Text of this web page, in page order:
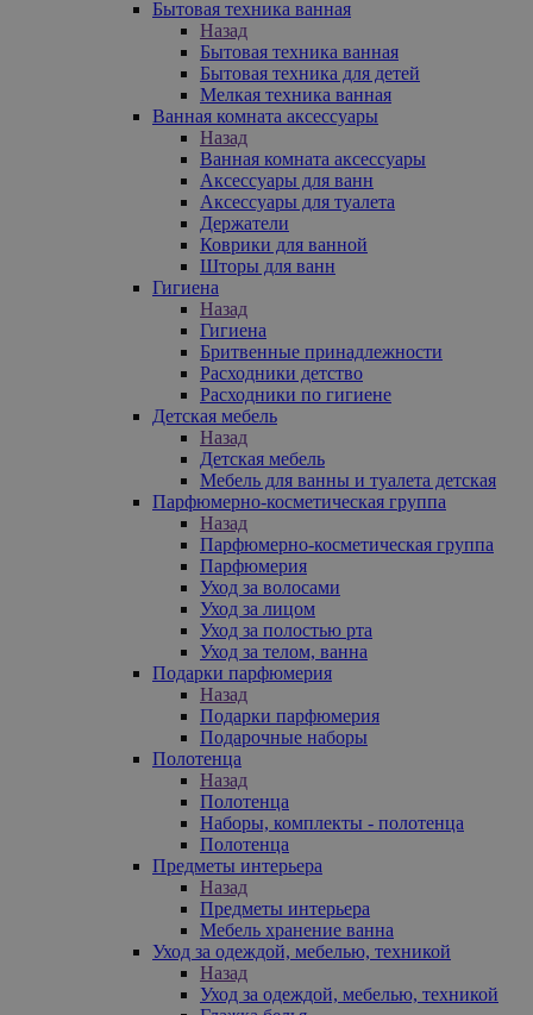
Бытовая техника ванная
Назад
Бытовая техника ванная
Бытовая техника для детей
Мелкая техника ванная
Ванная комната аксессуары
Назад
Ванная комната аксессуары
Аксессуары для ванн
Аксессуары для туалета
Держатели
Коврики для ванной
Шторы для ванн
Гигиена
Назад
Гигиена
Бритвенные принадлежности
Расходники детство
Расходники по гигиене
Детская мебель
Назад
Детская мебель
Мебель для ванны и туалета детская
Парфюмерно-косметическая группа
Назад
Парфюмерно-косметическая группа
Парфюмерия
Уход за волосами
Уход за лицом
Уход за полостью рта
Уход за телом, ванна
Подарки парфюмерия
Назад
Подарки парфюмерия
Подарочные наборы
Полотенца
Назад
Полотенца
Наборы, комплекты - полотенца
Полотенца
Предметы интерьера
Назад
Предметы интерьера
Мебель хранение ванна
Уход за одеждой, мебелью, техникой
Назад
Уход за одеждой, мебелью, техникой